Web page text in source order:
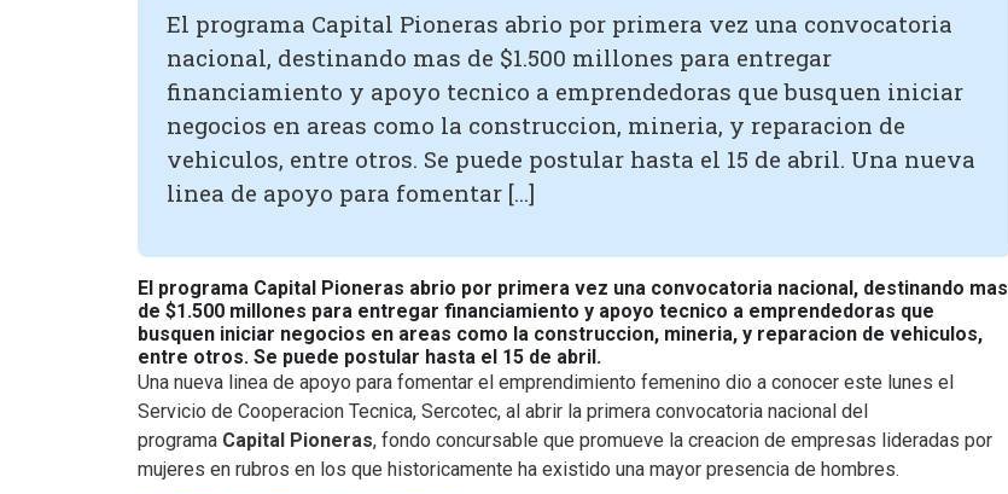
El programa Capital Pioneras abrio por primera vez una convocatoria
nacional, destinando mas de $1.500 millones para entregar
financiamiento y apoyo tecnico a emprendedoras que busquen iniciar
negocios en areas como la construccion, mineria, y reparacion de
vehiculos, entre otros. Se puede postular hasta el 15 de abril. Una nueva
linea de apoyo para fomentar […]
El programa Capital Pioneras abrio por primera vez una convocatoria nacional, destinando mas
de $1.500 millones para entregar financiamiento y apoyo tecnico a emprendedoras que
busquen iniciar negocios en areas como la construccion, mineria, y reparacion de vehiculos,
entre otros. Se puede postular hasta el 15 de abril.
Una nueva linea de apoyo para fomentar el emprendimiento femenino dio a conocer este lunes el
Servicio de Cooperacion Tecnica, Sercotec, al abrir la primera convocatoria nacional del
programa Capital Pioneras, fondo concursable que promueve la creacion de empresas lideradas por
mujeres en rubros en los que historicamente ha existido una mayor presencia de hombres.